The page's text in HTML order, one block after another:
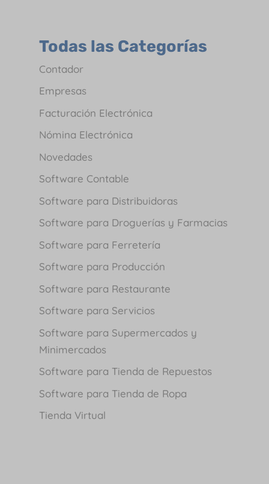
Todas las Categorías
Contador
Empresas
Facturación Electrónica
Nómina Electrónica
Novedades
Software Contable
Software para Distribuidoras
Software para Droguerías y Farmacias
Software para Ferretería
Software para Producción
Software para Restaurante
Software para Servicios
Software para Supermercados y
Minimercados
Software para Tienda de Repuestos
Software para Tienda de Ropa
Tienda Virtual